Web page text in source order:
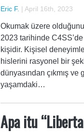
Eric F. | April 16th, 2023
Okumak üzere
2023 tarihinde
kişidir. Kişisel
hislerini rasyonel bir
dünyasından çıkmış
yaşamdaki…
Apa itu